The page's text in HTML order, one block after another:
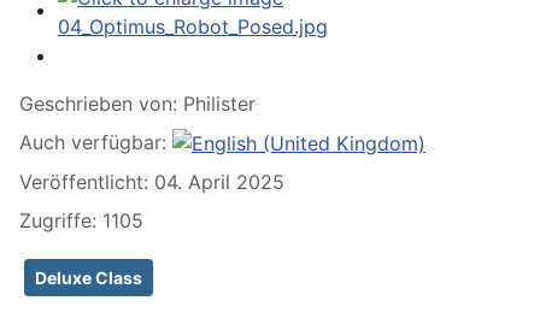
Geschrieben von: Philister
Auch verfügbar:
Veröffentlicht: 04. April 2025
Zugriffe: 1105
Deluxe Class